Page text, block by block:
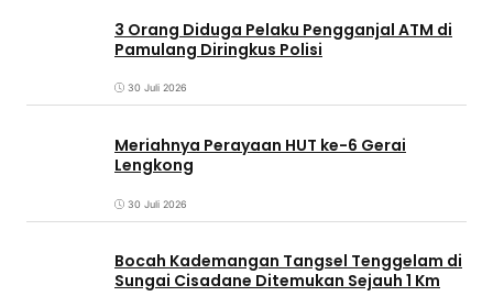
3 Orang Diduga Pelaku Pengganjal ATM di
Pamulang Diringkus Polisi
30 Juli 2026
Meriahnya Perayaan HUT ke-6 Gerai
Lengkong
30 Juli 2026
Bocah Kademangan Tangsel Tenggelam di
Sungai Cisadane Ditemukan Sejauh 1 Km